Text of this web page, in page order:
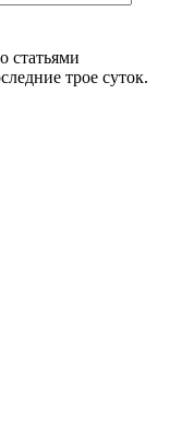
статьями
трое суток.